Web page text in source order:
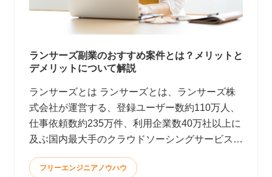
ランサーズ副業のおすすめ案件とは？メリットと
デメリットについて解説
ランサーズとは ランサーズとは、ランサーズ株
式会社が運営する、登録ユーザー数約110万人、
仕事依頼数約235万件、利用企業数40万社以上に
及ぶ国内最大手のクラウドソーシングサービスで
す。(2022年9月時点)
フリーエンジニアノウハウ